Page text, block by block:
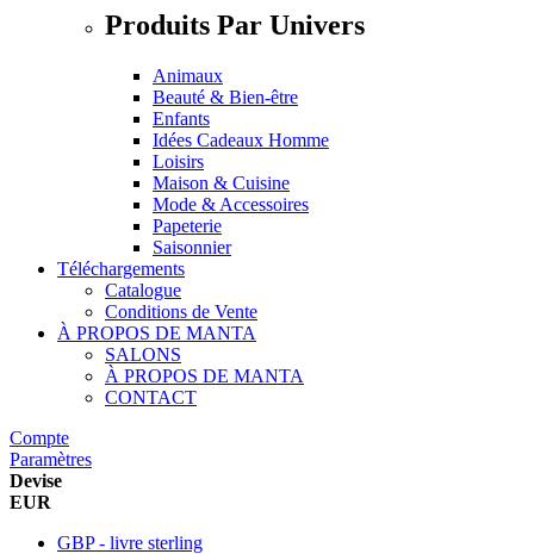
Produits Par Univers
Animaux
Beauté & Bien-être
Enfants
Idées Cadeaux Homme
Loisirs
Maison & Cuisine
Mode & Accessoires
Papeterie
Saisonnier
Téléchargements
Catalogue
Conditions de Vente
À PROPOS DE MANTA
SALONS
À PROPOS DE MANTA
CONTACT
Compte
Paramètres
Devise
EUR
GBP - livre sterling